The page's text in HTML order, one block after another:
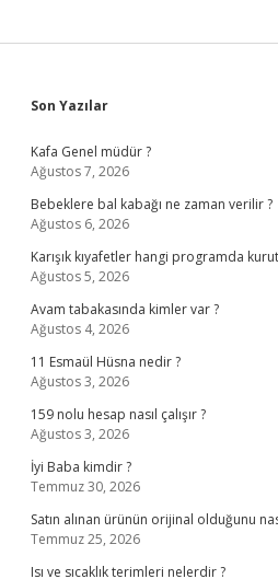
Sidebar
Son Yazılar
Kafa Genel müdür ?
Ağustos 7, 2026
Bebeklere bal kabağı ne zaman verilir ?
Ağustos 6, 2026
Karışık kıyafetler hangi programda
Ağustos 5, 2026
Avam tabakasında kimler var ?
Ağustos 4, 2026
11 Esmaül Hüsna nedir ?
Ağustos 3, 2026
159 nolu hesap nasıl çalışır ?
Ağustos 3, 2026
İyi Baba kimdir ?
Temmuz 30, 2026
Satın alınan ürünün orijinal olduğunu
Temmuz 25, 2026
Isı ve sıcaklık terimleri nelerdir ?